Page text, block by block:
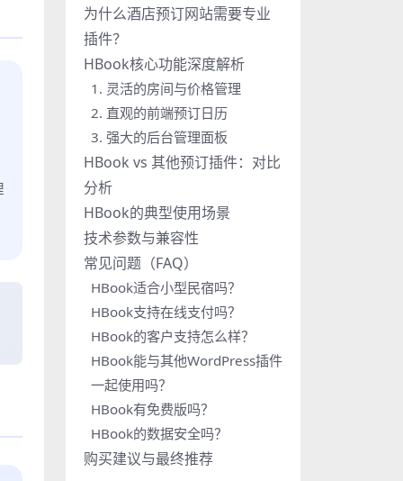
为什么酒店预订网站需要专业
插件？
HBook核心功能深度解析
1. 灵活的房间与价格管理
2. 直观的前端预订日历
3. 强大的后台管理面板
HBook vs 其他预订插件：对比
分析
HBook的典型使用场景
技术参数与兼容性
常见问题（FAQ）
HBook适合小型民宿吗？
HBook支持在线支付吗？
HBook的客户支持怎么样？
HBook能与其他WordPress插件
一起使用吗？
HBook有免费版吗？
HBook的数据安全吗？
购买建议与最终推荐